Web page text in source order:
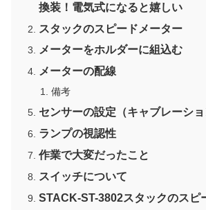
換装！電気式になると嬉しい
スタックのスピードメーター
メーターをホルダーに組込む
メーターの配線
備考
センサーの設定（キャブレーショ
ランプの視認性
作業で大変だったこと
スイッチについて
STACK-ST-3802スタックのスピ